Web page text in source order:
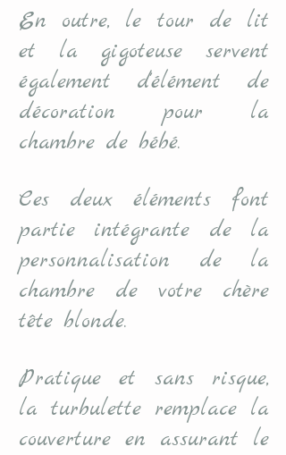
En outre, le tour de lit
et la gigoteuse servent
également d'élément de
décoration pour la
chambre de bébé.
Ces deux éléments font
partie intégrante de la
personnalisation de la
chambre de votre chère
tête blonde.
Pratique et sans risque,
la turbulette remplace la
couverture en assurant le